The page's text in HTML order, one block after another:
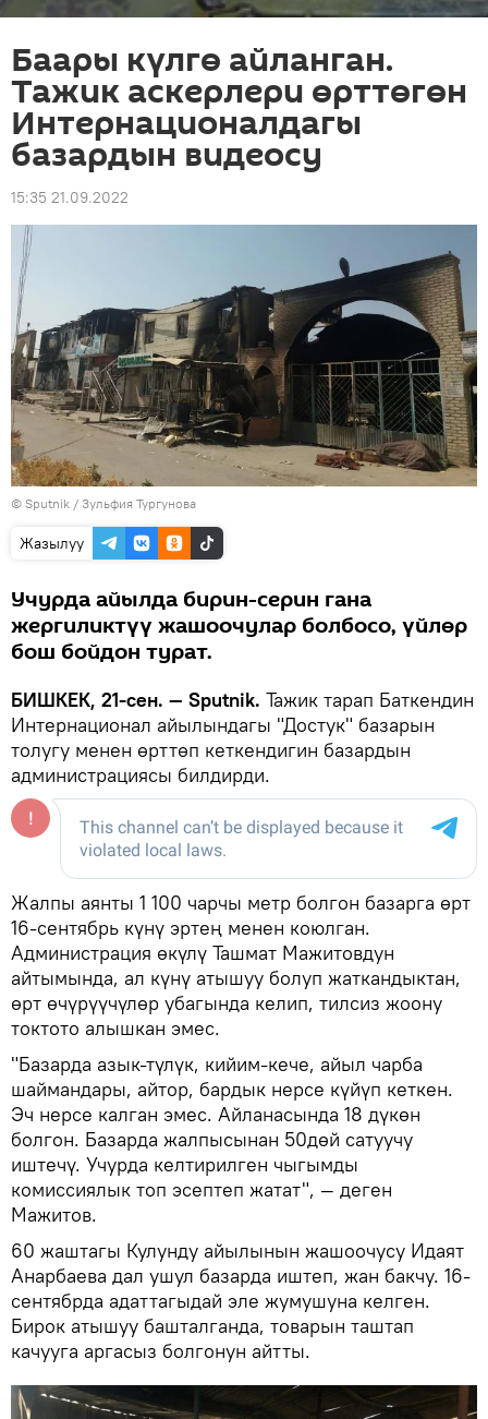
Баары күлгө айланган.
Тажик аскерлери өрттөгөн
Интернационалдагы
базардын видеосу
15:35 21.09.2022
© Sputnik / Зульфия Тургунова
Жазылуу
Учурда айылда бирин-серин гана
жергиликтүү жашоочулар болбосо, үйлөр
бош бойдон турат.
БИШКЕК, 21-сен. — Sputnik. Тажик тарап Баткендин
Интернационал айылындагы "Достук" базарын
толугу менен өрттөп кеткендигин базардын
администрациясы билдирди.
Жалпы аянты 1 100 чарчы метр болгон базарга өрт
16-сентябрь күнү эртең менен коюлган.
Администрация өкүлү Ташмат Мажитовдун
айтымында, ал күнү атышуу болуп жаткандыктан,
өрт өчүрүүчүлөр убагында келип, тилсиз жоону
токтото алышкан эмес.
"Базарда азык-түлүк, кийим-кече, айыл чарба
шаймандары, айтор, бардык нерсе күйүп кеткен.
Эч нерсе калган эмес. Айланасында 18 дүкөн
болгон. Базарда жалпысынан 50дөй сатуучу
иштечү. Учурда келтирилген чыгымды
комиссиялык топ эсептеп жатат", — деген
Мажитов.
60 жаштагы Кулунду айылынын жашоочусу Идаят
Анарбаева дал ушул базарда иштеп, жан бакчу. 16-
сентябрда адаттагыдай эле жумушуна келген.
Бирок атышуу башталганда, товарын таштап
качууга аргасыз болгонун айтты.